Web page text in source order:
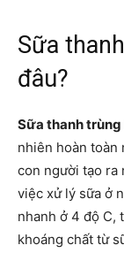
Sữa
đâu?
Sữa thanh trùng
nhiên hoàn toàn
con người tạo ra
việc xử lý sữa ở
nhanh ở 4 độ C,
khoáng chất từ